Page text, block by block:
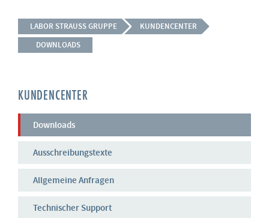
LABOR STRAUSS GRUPPE
KUNDENCENTER
DOWNLOADS
KUNDENCENTER
Downloads
Ausschreibungstexte
Allgemeine Anfragen
Technischer Support